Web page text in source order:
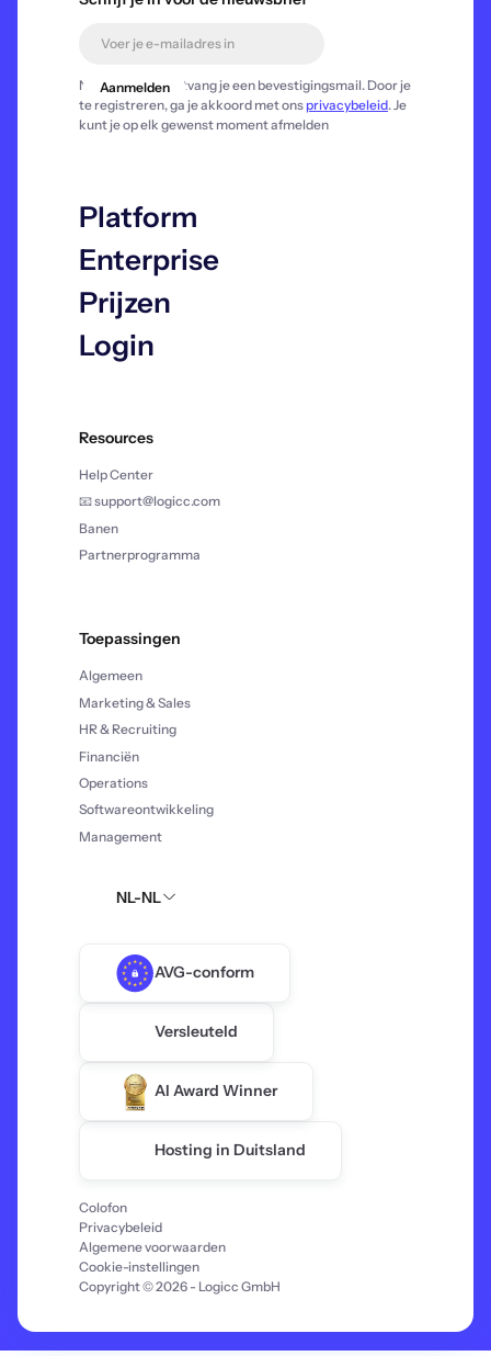
Na registratie ontvang je een bevestigingsmail. Door je
te registreren, ga je akkoord met onsprivacybeleid. Je
kunt je op elk gewenst moment afmelden
Platform
Enterprise
Prijzen
Login
Resources
Help Center
📧 support@logicc.com
Banen
Partnerprogramma
Toepassingen
Algemeen
Marketing & Sales
HR & Recruiting
Financiën
Operations
Softwareontwikkeling
Management
NL-NL
AVG-conform
Versleuteld
AI Award Winner
Hosting in Duitsland
Copyright © 2026 - Logicc GmbH
Colofon
Privacybeleid
Algemene voorwaarden
Cookie-instellingen